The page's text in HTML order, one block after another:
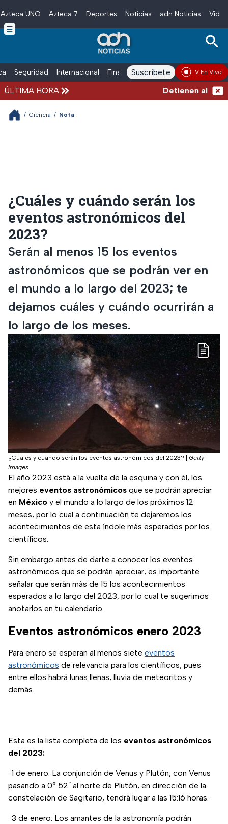
Skip to main content
Azteca UNO Azteca 7 Deportes Noticias adn Noticias
Seguridad Internacional Finanzas adn Noticias Radio
Suscríbete TV En Vivo
ÚLTIMA HORA Detienen al
/ Ciencia / Nota
¿Cuáles y cuándo serán los
eventos astronómicos del
2023?
Serán al menos 15 los eventos
astronómicos que se podrán ver en
el mundo a lo largo del 2023; te
dejamos cuáles y cuándo ocurrirán a
lo largo de los meses.
¿Cuáles y cuándo serán los eventos astronómicos del 2023?
Getty
Images
El año 2023 está a la vuelta de la esquina y con él, los
mejores eventos astronómicos que se podrán apreciar
en México y el mundo a lo largo de los próximos 12
meses, por lo cual a continuación te dejaremos los
acontecimientos de esta índole más esperados por los
científicos.
Sin embargo antes de darte a conocer los eventos
astronómicos que se podrán apreciar, es importante
señalar que serán más de 15 los acontecimientos
esperados a lo largo del 2023, por lo cual te sugerimos
anotarlos en tu calendario.
Eventos astronómicos enero 2023
Para enero se esperan al menos siete eventos
astronómicos de relevancia para los científicos, pues
entre ellos habrá lunas llenas, lluvia de meteoritos y
demás.
Esta es la lista completa de los eventos astronómicos
del 2023:
· 1 de enero: La conjunción de Venus y Plutón, con Venus
pasando a 0° 52´ al norte de Plutón, en dirección de la
constelación de Sagitario, tendrá lugar a las 15:16 horas.
· 3 de enero: Los amantes de la astronomía podrán